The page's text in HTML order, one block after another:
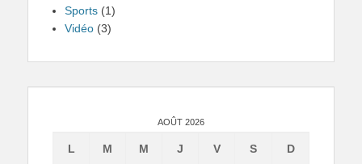
Sports (1)
Vidéo (3)
AOÛT 2026
L M M J V S D